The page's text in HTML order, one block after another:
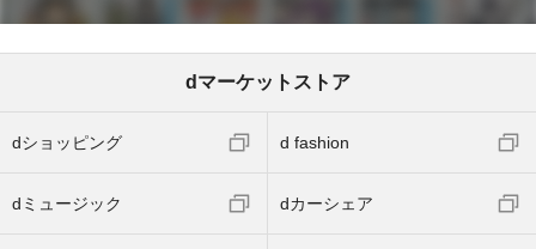
dマーケットストア
dショッピング d fashion
dミュージック dカーシェア